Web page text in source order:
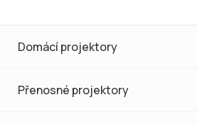
Domácí projektory
Přenosné projektory